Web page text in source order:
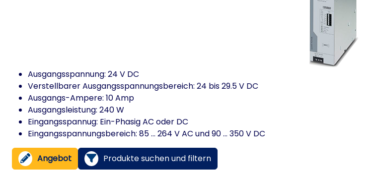
Ausgangsspannung: 24 V DC
Verstellbarer Ausgangsspannungsbereich: 24 bis 29.5 V DC
Ausgangs-Ampere: 10 Amp
Ausgangsleistung: 240 W
Eingangsspannug: Ein-Phasig AC oder DC
Eingangsspannungsbereich: 85 ... 264 V AC und 90 ... 350 V DC
Angebot Produkte suchen und filtern